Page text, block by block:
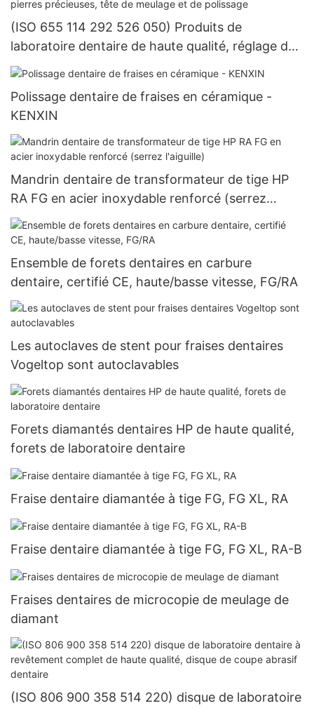
(ISO 655 114 292 526 050) Produits de
laboratoire dentaire de haute qualité, réglage de
la pierre dentaire, équipement de pierres
précieuses, tête de meulage et de polissage
Polissage dentaire de fraises en céramique -
KENXIN
Mandrin dentaire de transformateur de tige HP
RA FG en acier inoxydable renforcé (serrez
l'aiguille)
Ensemble de forets dentaires en carbure
dentaire, certifié CE, haute/basse vitesse, FG/RA
Les autoclaves de stent pour fraises dentaires
Vogeltop sont autoclavables
Forets diamantés dentaires HP de haute qualité,
forets de laboratoire dentaire
Fraise dentaire diamantée à tige FG, FG XL, RA
Fraise dentaire diamantée à tige FG, FG XL, RA-B
Fraises dentaires de microcopie de meulage de
diamant
(ISO 806 900 358 514 220) disque de laboratoire